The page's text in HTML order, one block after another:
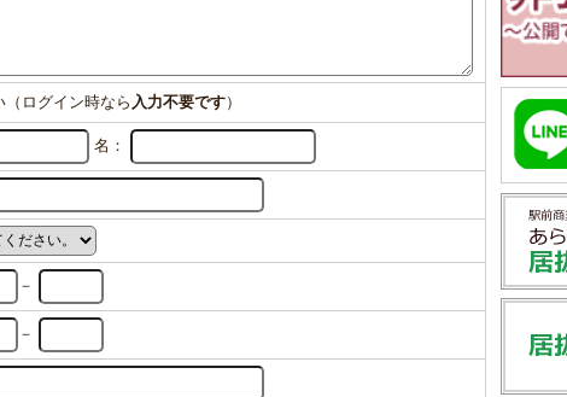
ログイン時なら 入力不要です）
名：
－
－